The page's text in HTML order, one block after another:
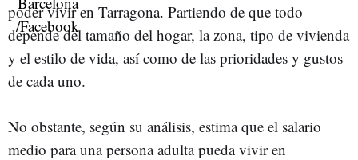
poder vivir en Tarragona. Partiendo de que todo
depende del tamaño del hogar, la zona, tipo de vivienda
y el estilo de vida, así como de las prioridades y gustos
de cada uno.
No obstante, según su análisis, estima que el salario
medio para una persona adulta pueda vivir en